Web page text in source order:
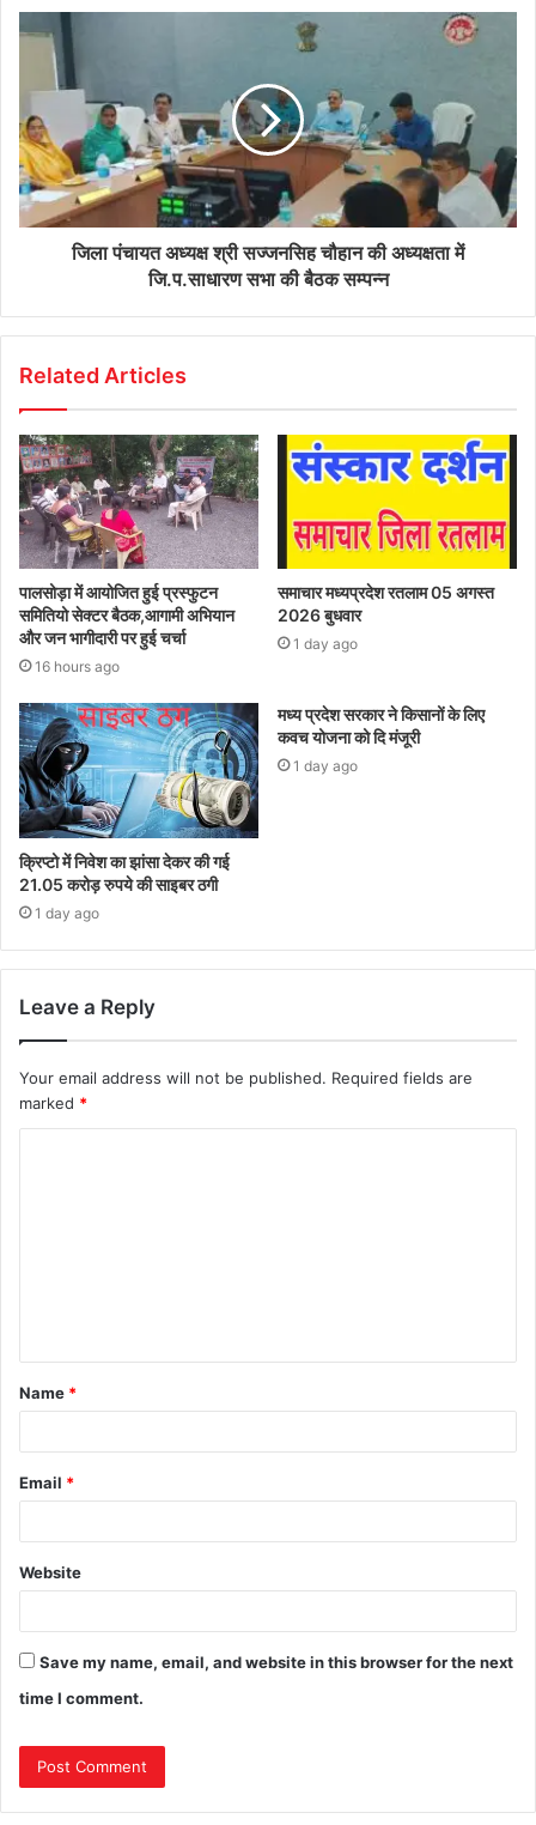
जिला पंचायत अध्‍यक्ष श्री सज्‍जनसिह चौहान की अध्‍यक्षता में
जि.प.साधारण सभा की बैठक सम्‍पन्‍न
Related Articles
पालसोड़ा में आयोजित हुई प्रस्फुटन
समितियो सेक्टर बैठक,आगामी अभियान
और जन भागीदारी पर हुई चर्चा
16 hours ago
समाचार मध्यप्रदेश रतलाम 05 अगस्त
2026 बुधवार
1 day ago
क्रिप्टो में निवेश का झांसा देकर की गई
21.05 करोड़ रुपये की साइबर ठगी
1 day ago
मध्य प्रदेश सरकार ने किसानों के लिए
कवच योजना को दि मंजूरी
1 day ago
Leave a Reply
Your email address will not be published. Required fields are
marked *
Name *
Email *
Website
Save my name, email, and website in this browser for the next
time I comment.